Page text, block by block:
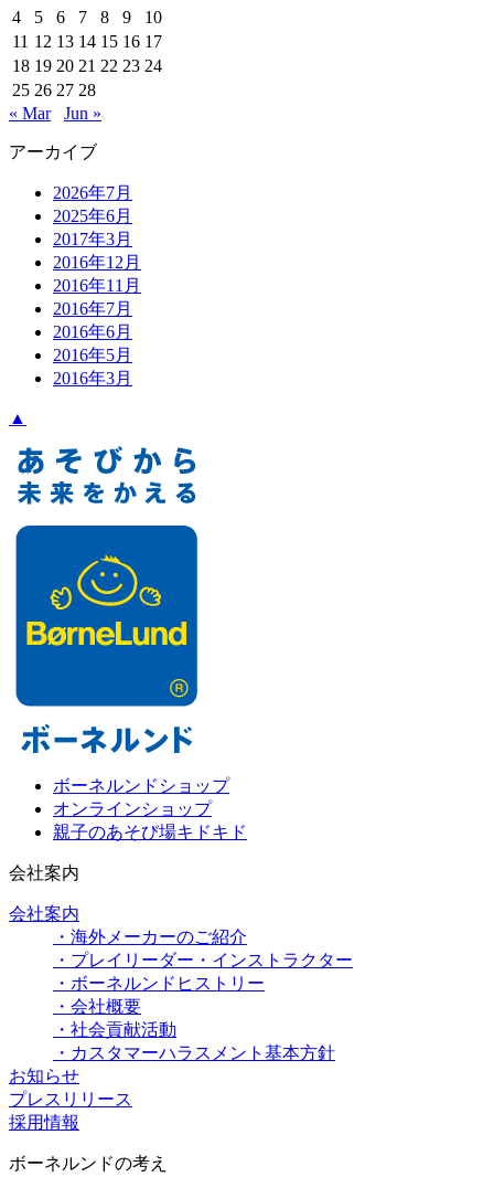
4
5 6 7 8 9
10
11 12 13 14 15 16 17
18 19 20 21 22 23 24
25 26 27 28
« Mar
Jun »
アーカイブ
2026年7月
2025年6月
2017年3月
2016年12月
2016年11月
2016年7月
2016年6月
2016年5月
2016年3月
▲
ボーネルンドショップ
オンラインショップ
親子のあそび場キドキド
会社案内
会社案内
・海外メーカーのご紹介
・プレイリーダー・インストラクター
・ボーネルンドヒストリー
・会社概要
・社会貢献活動
・カスタマーハラスメント基本方針
お知らせ
プレスリリース
採用情報
ボーネルンドの考え